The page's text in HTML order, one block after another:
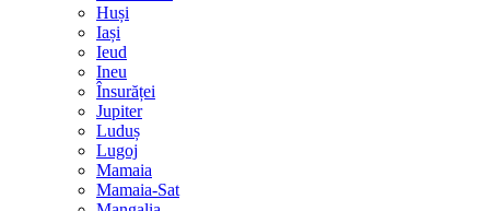
Huși
Iași
Ieud
Ineu
Însurăței
Jupiter
Luduș
Lugoj
Mamaia
Mamaia-Sat